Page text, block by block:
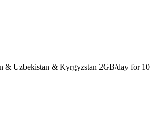
& Uzbekistan & Kyrgyzstan 2GB/day for 10